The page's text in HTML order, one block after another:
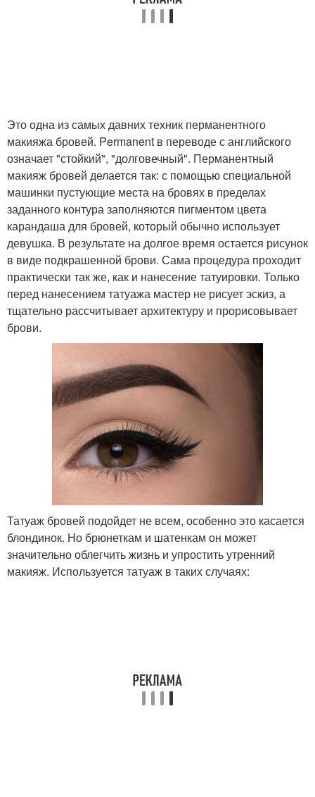
Это одна из самых давних техник перманентного
макияжа бровей. Permanent в переводе с английского
означает "стойкий", "долговечный". Перманентный
макияж бровей делается так: с помощью специальной
машинки пустующие места на бровях в пределах
заданного контура заполняются пигментом цвета
карандаша для бровей, который обычно использует
девушка. В результате на долгое время остается рисунок
в виде подкрашенной брови. Сама процедура проходит
практически так же, как и нанесение татуировки. Только
перед нанесением татуажа мастер не рисует эскиз, а
тщательно рассчитывает архитектуру и прорисовывает
брови.
Татуаж бровей подойдет не всем, особенно это касается
блондинок. Но брюнеткам и шатенкам он может
значительно облегчить жизнь и упростить утренний
макияж. Используется татуаж в таких случаях: